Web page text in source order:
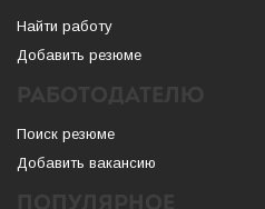
Найти работу
Добавить резюме
Поиск резюме
Добавить вакансию